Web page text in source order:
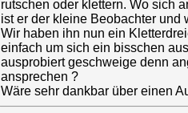
rutschen oder klettern. Wo sich
ist er der kleine Beobachter und
Wir haben ihn nun ein
einfach um sich ein bisschen
ausprobiert geschweige denn
ansprechen ?
Wäre sehr dankbar über einen